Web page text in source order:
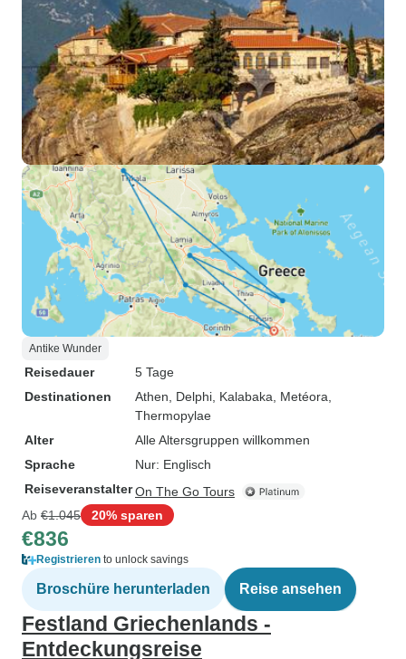
Antike Wunder
Reisedauer
5 Tage
Destinationen
Athen , Delphi , Kalabaka , Metéora
Thermopylae
Alter
Alle Altersgruppen willkommen
Sprache
Nur: Englisch
ReiseveranstalterOn The Go Tours
Ab €1.045 20% sparen
€836
Registrieren to unlock savings
Broschüre herunterladen Reise ansehen
Festland Griechenlands -
Entdeckungsreise